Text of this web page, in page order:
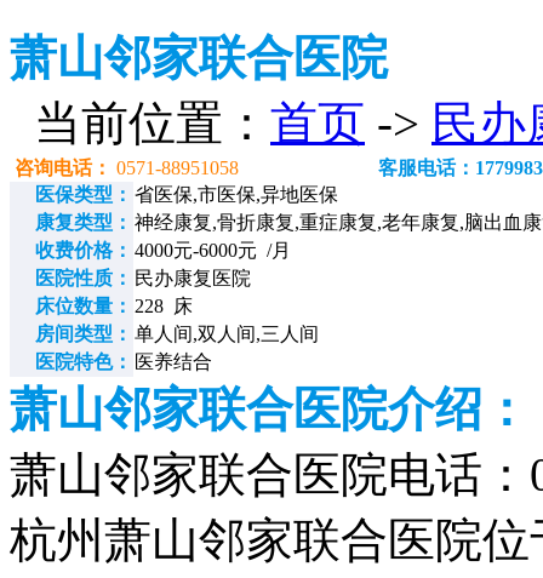
萧山邻家联合医院
当前位置： 首页 -> 民办
咨询电话： 0571-88951058
客服电话：
医保类型： 省医保,市医保,异地医保
康复类型： 神经康复,骨折康复,重症康复,老年康复,脑出血
收费价格： 4000元-6000元 /月
医院性质： 民办康复医院
床位数量： 228 床
房间类型： 单人间,双人间,三人间
医院特色： 医养结合
萧山邻家联合医院介绍：
萧山邻家联合医院电话：
杭州萧山邻家联合医院位